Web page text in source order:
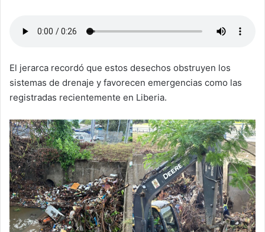
El jerarca recordó que estos desechos obstruyen los
sistemas de drenaje y favorecen emergencias como las
registradas recientemente en Liberia.